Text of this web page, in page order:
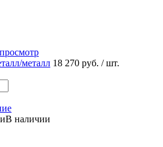
металл 18 270 руб. / шт.
В наличии